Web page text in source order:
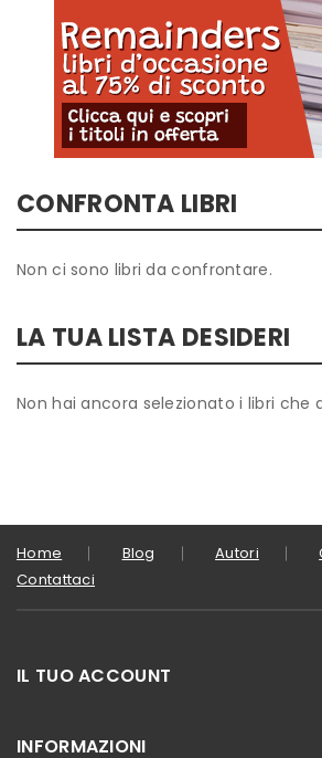
CONFRONTA LIBRI
Non ci sono libri da confrontare.
LA TUA LISTA DESIDERI
Non hai ancora selezionato i libri che
Home Blog Autori
Contattaci
IL TUO ACCOUNT
INFORMAZIONI